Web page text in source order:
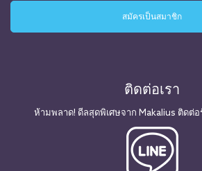
ติดต่อเรา
ห้ามพลาด! ดีลสุดพิเศษจาก Makalius ติดต่